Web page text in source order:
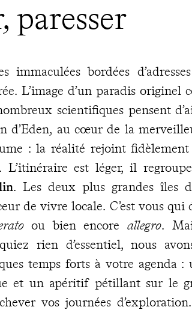
paresser
immaculées bordées
L’image d’un paradis originel
scientifiques pensent
d’Eden, au cœur de la
: la réalité rejoint fidèlement
L’itinéraire est léger, il
. Les deux plus grandes îles
de vivre locale. C’est vous
ou bien encore allegro.
rien d’essentiel, nous
temps forts à votre agenda
et un apéritif pétillant sur le
vos journées